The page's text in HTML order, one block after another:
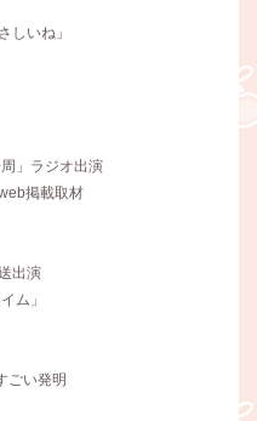
しいね」
」ラジオ出演
掲載取材
出演
ム」
ごい発明